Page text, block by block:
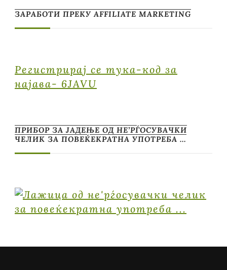
ЗАРАБОТИ ПРЕКУ AFFILIATE MARKETING
Регистрирај се тука-код за
најава- 6JAVU
ПРИБОР ЗА ЈАДЕЊЕ ОД НЕ’РЃОСУВАЧКИ
ЧЕЛИК ЗА ПОВЕЌЕКРАТНА УПОТРЕБА …